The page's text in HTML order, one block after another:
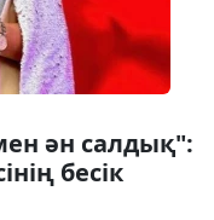
ән салдық":
бесік